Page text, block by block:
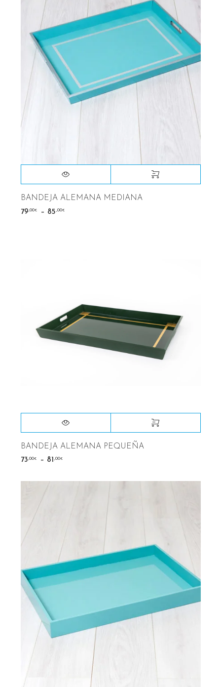
BANDEJA ALEMANA MEDIANA
79,00€ – 85 ,00€
BANDEJA ALEMANA PEQUEÑA
73,00€ – 81 ,00€